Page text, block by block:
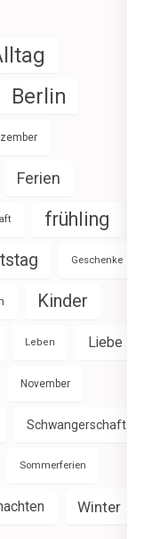
Berlin
Ferien
frühling
Geschenke
Kinder
Leben Liebe
November
Schwangerschaft
Sommerferien
Winter